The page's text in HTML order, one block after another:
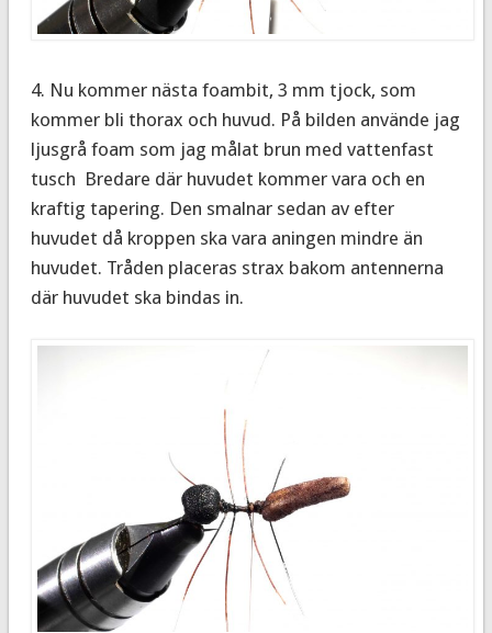
4. Nu kommer nästa foambit, 3 mm tjock, som
kommer bli thorax och huvud. På bilden använde jag
ljusgrå foam som jag målat brun med vattenfast
tusch Bredare där huvudet kommer vara och en
kraftig tapering. Den smalnar sedan av efter
huvudet då kroppen ska vara aningen mindre än
huvudet. Tråden placeras strax bakom antennerna
där huvudet ska bindas in.